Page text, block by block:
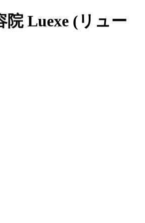
Luexe (リュー